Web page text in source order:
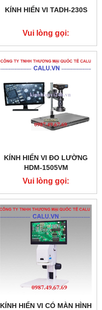
KÍNH HIỂN VI TADH-230S
Vui lòng gọi:
0987.49.67.69
KÍNH HIỂN VI ĐO LƯỜNG
HDM-1505VM
Vui lòng gọi:
0987.49.67.69
KÍNH HIỂN VI CÓ MÀN HÌNH